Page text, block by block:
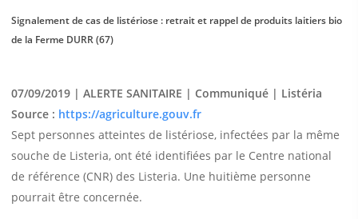
Signalement de cas de listériose : retrait et rappel de produits laitiers bio
de la Ferme DURR (67)
07/09/2019 | ALERTE SANITAIRE | Communiqué | Listéria
Source : https://agriculture.gouv.fr
Sept personnes atteintes de listériose, infectées par la même
souche de Listeria, ont été identifiées par le Centre national
de référence (CNR) des Listeria. Une huitième personne
pourrait être concernée.